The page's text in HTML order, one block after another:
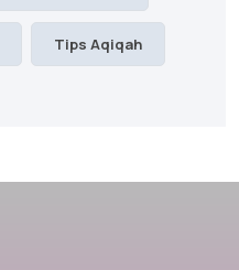
Tips Aqiqah